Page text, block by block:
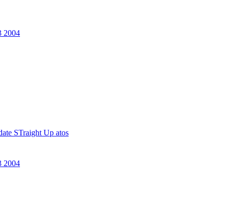
2004
STraight Up atos
2004